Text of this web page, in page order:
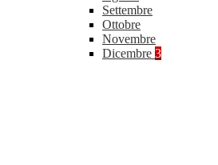
Settembre
Ottobre
Novembre
Dicembre 3